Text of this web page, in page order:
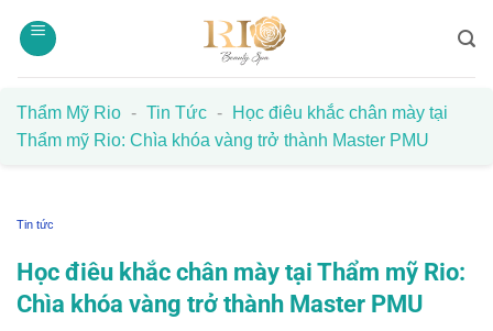
qua
Thẩm Mỹ Rio - Tin Tức -
Học điêu khắc chân mày tại
Thẩm mỹ Rio: Chìa khóa vàng trở thành Master PMU
Tin tức
Học điêu khắc chân mày tại Thẩm mỹ Rio:
Chìa khóa vàng trở thành Master PMU